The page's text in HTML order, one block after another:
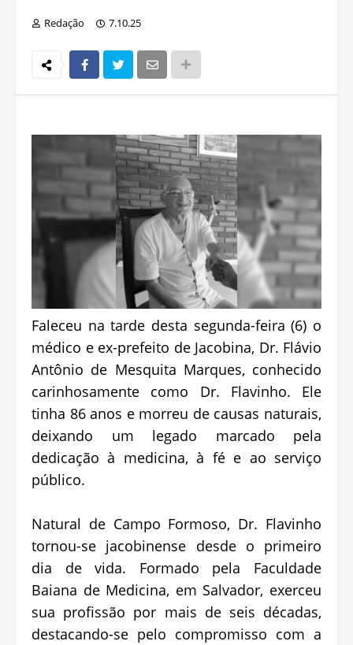
Redação 7.10.25
Faleceu na tarde desta segunda-feira (6) o
médico e ex-prefeito de Jacobina, Dr. Flávio
Antônio de Mesquita Marques, conhecido
carinhosamente como Dr. Flavinho. Ele
tinha 86 anos e morreu de causas naturais,
deixando um legado marcado pela
dedicação à medicina, à fé e ao serviço
público.
Natural de Campo Formoso, Dr. Flavinho
tornou-se jacobinense desde o primeiro
dia de vida. Formado pela Faculdade
Baiana de Medicina, em Salvador, exerceu
sua profissão por mais de seis décadas,
destacando-se pelo compromisso com a